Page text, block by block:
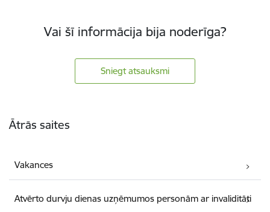
Vai šī informācija bija noderīga?
Sniegt atsauksmi
Ātrās saites
Vakances
Atvērto durvju dienas uzņēmumos personām ar invaliditāti